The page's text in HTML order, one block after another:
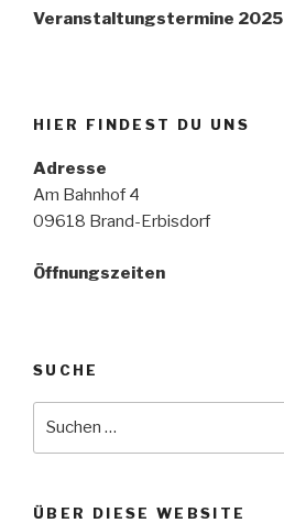
Beitrag
Veranstaltungstermine 2025
HIER FINDEST DU UNS
Adresse
Am Bahnhof 4
09618 Brand-Erbisdorf
Öffnungszeiten
SUCHE
ÜBER DIESE WEBSITE